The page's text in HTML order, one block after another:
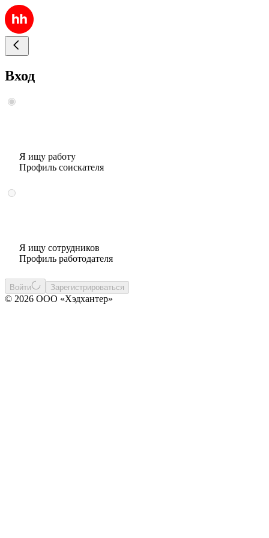
Вход
Я ищу работу
Профиль соискателя
Я ищу сотрудников
Профиль работодателя
Войти Зарегистрироваться
© 2026 ООО «Хэдхантер»